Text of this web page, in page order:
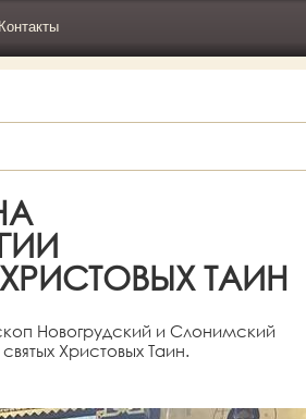
Контакты
ТАИН
Новогрудский и Слонимский
Христовых Таин.